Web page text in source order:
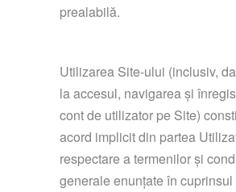
prealabilă.
Utilizarea Site-ului (inclusiv,
la accesul, navigarea și
cont de utilizator pe Site)
acord implicit din partea
respectare a termenilor și
generale enunțate în